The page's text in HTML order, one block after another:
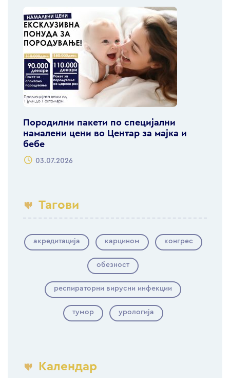
Породилни пакети по специјални
намалени цени во Центар за мајка и
бебе
03.07.2026
Тагови
акредитација карцином конгрес
обезност
респираторни вирусни инфекции
тумор урологија
Календар